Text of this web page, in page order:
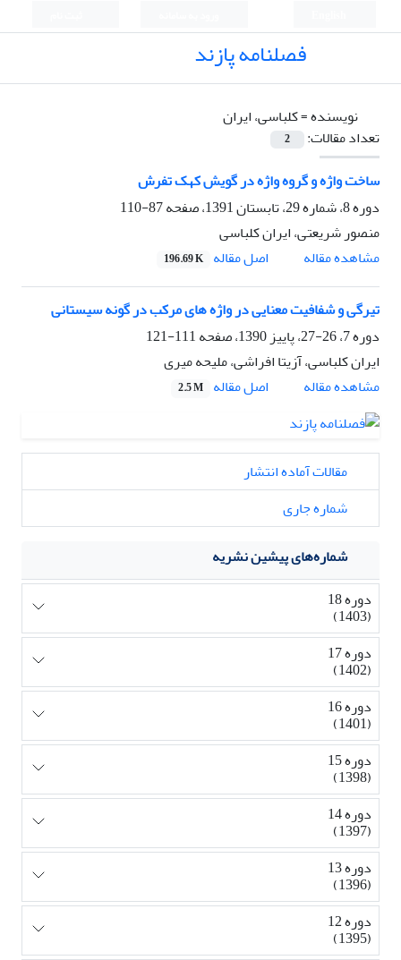
فصلنامه پازند
نویسنده =کلباسی، ایران
تعداد مقالات:
2
ساخت واژه و گروه واژه در گویش کهک تفرش
دوره 8، شماره 29، تابستان 1391، صفحه
87-110
منصور شریعتی، ایران کلباسی
مشاهده مقاله
اصل مقاله 196.69 K
تیرگی و شفافیت معنایی در واژه های مرکب در گونه سیستانی
دوره 7، 26-27، پاییز 1390، صفحه
111-121
ایران کلباسی، آزیتا افراشی، ملیحه میری
مشاهده مقاله
اصل مقاله 2.5 M
مقالات آماده انتشار
شماره جاری
شماره‌های پیشین نشریه
دوره 18
(1403)
دوره 17
(1402)
دوره 16
(1401)
دوره 15
(1398)
دوره 14
(1397)
دوره 13
(1396)
دوره 12
(1395)